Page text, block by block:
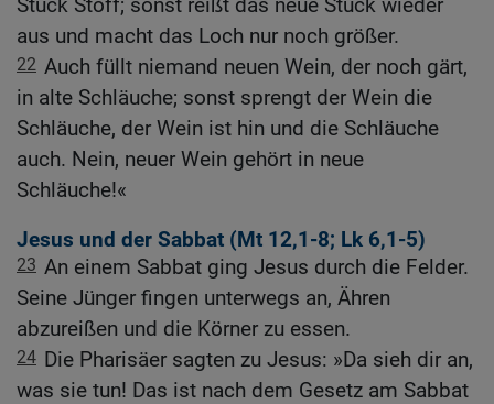
aus und macht das Loch nur noch größer.
22 Auch füllt niemand neuen Wein, der noch gärt,
in alte Schläuche; sonst sprengt der Wein die
Schläuche, der Wein ist hin und die Schläuche
auch. Nein, neuer Wein gehört in neue
Schläuche!«
Jesus und der Sabbat (Mt 12,1-8; Lk 6,1-5)
23 An einem Sabbat ging Jesus durch die Felder.
Seine Jünger fingen unterwegs an, Ähren
abzureißen und die Körner zu essen.
24 Die Pharisäer sagten zu Jesus: »Da sieh dir an,
was sie tun! Das ist nach dem Gesetz am Sabbat